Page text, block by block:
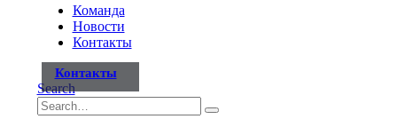
Команда
Новости
Контакты
Контакты
Search